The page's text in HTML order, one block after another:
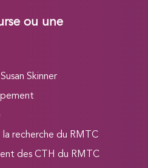
ou une
Skinner
recherche du RMTC
des CTH du RMTC